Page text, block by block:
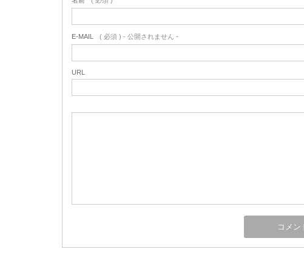
E-MAIL ( 必須 ) - 公開されません -
URL